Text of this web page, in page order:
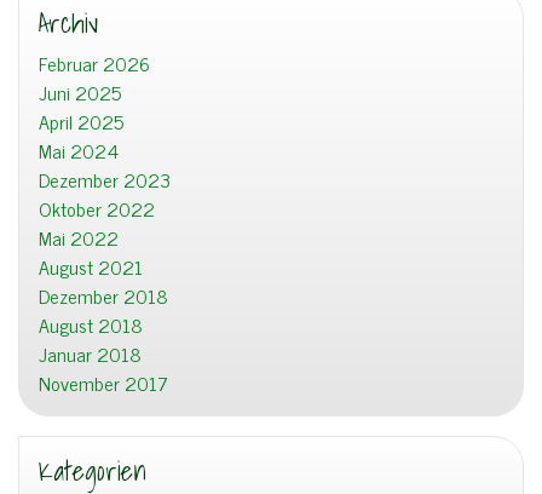
Archiv
Februar 2026
Juni 2025
April 2025
Mai 2024
Dezember 2023
Oktober 2022
Mai 2022
August 2021
Dezember 2018
August 2018
Januar 2018
November 2017
Kategorien